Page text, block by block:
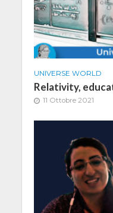
UNIVERSE WORLD
Relativity,
11 Ottobre 2021